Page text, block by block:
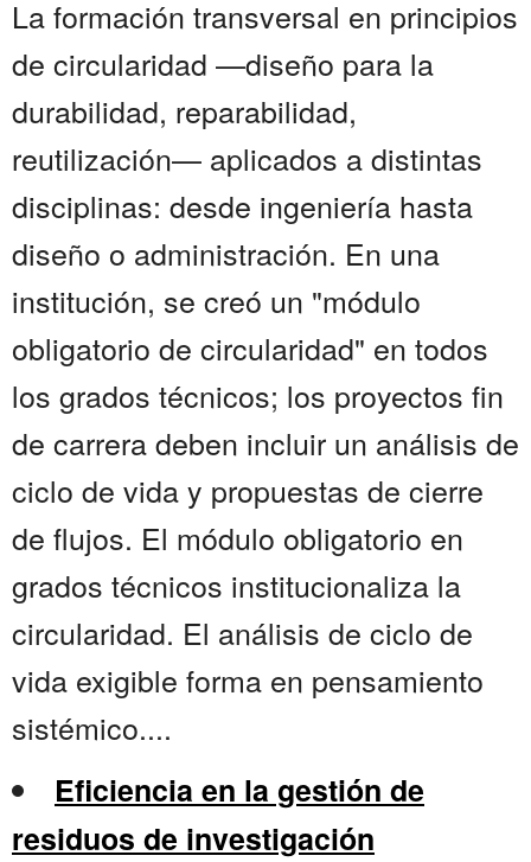
La formación transversal en principios
de circularidad —diseño para la
durabilidad, reparabilidad,
reutilización— aplicados a distintas
disciplinas: desde ingeniería hasta
diseño o administración. En una
institución, se creó un "módulo
obligatorio de circularidad" en todos
los grados técnicos; los proyectos fin
de carrera deben incluir un análisis de
ciclo de vida y propuestas de cierre
de flujos. El módulo obligatorio en
grados técnicos institucionaliza la
circularidad. El análisis de ciclo de
vida exigible forma en pensamiento
sistémico....
Eficiencia en la gestión de
residuos de investigación